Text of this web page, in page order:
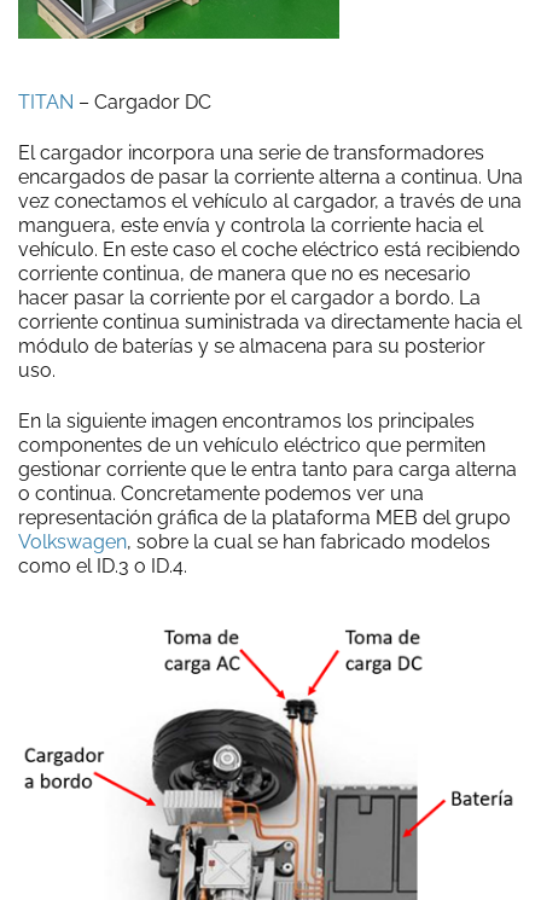
TITAN – Cargador DC
El cargador incorpora una serie de transformadores
encargados de pasar la corriente alterna a continua. Una
vez conectamos el vehículo al cargador, a través de una
manguera, este envía y controla la corriente hacia el
vehículo. En este caso el coche eléctrico está recibiendo
corriente continua, de manera que no es necesario
hacer pasar la corriente por el cargador a bordo. La
corriente continua suministrada va directamente hacia el
módulo de baterías y se almacena para su posterior
uso.
En la siguiente imagen encontramos los principales
componentes de un vehículo eléctrico que permiten
gestionar corriente que le entra tanto para carga alterna
o continua. Concretamente podemos ver una
representación gráfica de la plataforma MEB del grupo
Volkswagen, sobre la cual se han fabricado modelos
como el ID.3 o ID.4.